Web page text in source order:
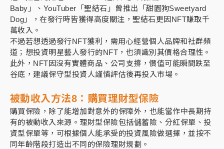
Baby」、YouTuber「聖結石」曾推出「甜園狗Sweetyard
Dog」，在發行時皆獲得高度關注，聖結石更因NFT賺取千
萬收入。
不過若想透過發行NFT獲利，需用心經營個人品牌和社群頻
道；想投資明星藝人發行的NFT，也須識別其價格合理性。
此外，NFT因沒有實體商品、公司支撐，價值可能瞬間跌至
谷底，建議保守型投資人謹慎評估後再投入市場。
被動收入方法8： 購買理財型保險
購買保險，除了能增加對意外的保障外，也能當作中長期持
有的被動收入來源。理財型保險包括儲蓄險、分紅保單、投
資型保單等，可根據個人能承受的投資風險做選擇，並按不
同年齡階段打造出不同的保險理財規劃。